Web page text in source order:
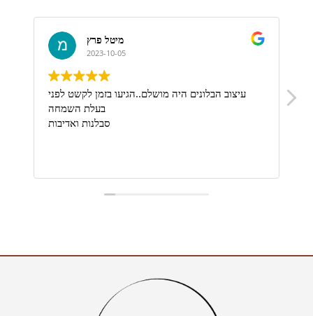
מיטל פרץ
2023-10-05
עיצוב הבלונים היה מושלם..הגיעו בזמן לקשט לפני
בעלת השמחה
סבלנות ואדיבות